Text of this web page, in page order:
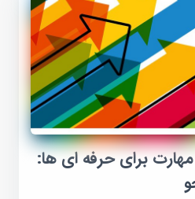
برای حرفه ای ها: